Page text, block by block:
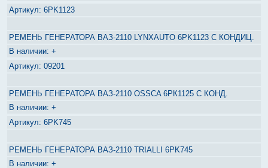
6PK1123
РЕМЕНЬ ГЕНЕРАТОРА ВАЗ-2110 LYNXAUTO 6PK1123 С КОНДИЦ.
+
09201
РЕМЕНЬ ГЕНЕРАТОРА ВАЗ-2110 OSSCA 6РК1125 С КОНД.
+
6PK745
РЕМЕНЬ ГЕНЕРАТОРА ВАЗ-2110 TRIALLI 6PK745
+